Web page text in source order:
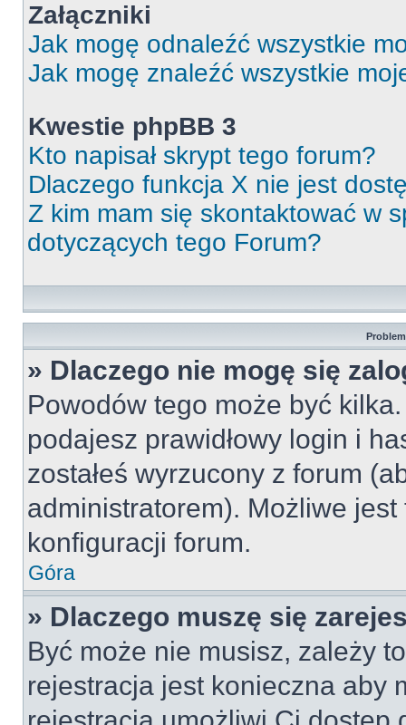
Załączniki
Jak mogę odnaleźć wszystkie
Jak mogę znaleźć wszystkie
Kwestie phpBB 3
Kto napisał skrypt tego forum?
Dlaczego funkcja X nie jest
Z kim mam się skontaktować w
dotyczących tego Forum?
» Dlaczego nie mogę się
Powodów tego może być
podajesz prawidłowy login i
zostałeś wyrzucony z forum
administratorem). Możliwe
konfiguracji forum.
Góra
» Dlaczego muszę się
Być może nie musisz, zależy
rejestracja jest konieczna aby